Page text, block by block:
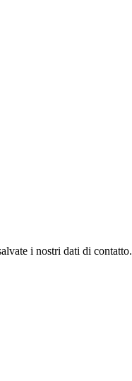
i nostri dati di contatto.